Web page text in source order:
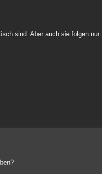
sind. Aber auch sie folgen nur